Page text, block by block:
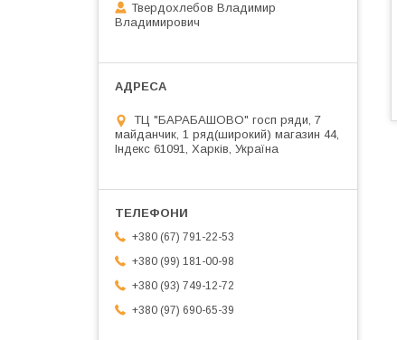
Твердохлебов Владимир
Владимирович
ТЦ "БАРАБАШОВО" госп ряди, 7
майданчик, 1 ряд(широкий) магазин 44,
Індекс 61091, Харків, Україна
+380 (67) 791-22-53
+380 (99) 181-00-98
+380 (93) 749-12-72
+380 (97) 690-65-39